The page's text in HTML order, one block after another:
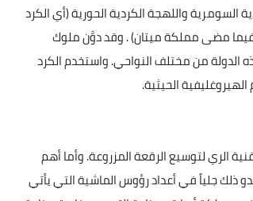
السومرية واللهجة الكردية الحورية (أي الكرد
فيما مضى مملكة ميتان) . وقد دوَّن ملوك
الدولة من مختلف النواحي. واستخدم الكرد
الحيثية.
الري لتوسيع الرقعة المزروعة. وأما أهم
ذلك جلياً في أعداد رؤوس الماشية التي يأتي